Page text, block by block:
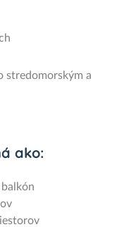
stredomorským a
ako: